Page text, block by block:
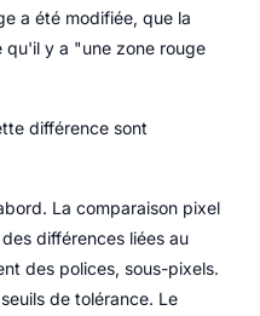
a été modifiée, que la
y a "une zone rouge
différence sont
La comparaison pixel
différences liées au
des polices, sous-pixels.
de tolérance. Le